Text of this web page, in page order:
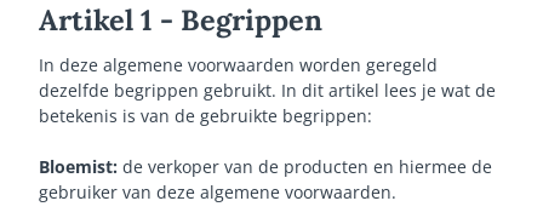
Artikel 1 - Begrippen
In deze algemene voorwaarden worden geregeld
dezelfde begrippen gebruikt. In dit artikel lees je wat de
betekenis is van de gebruikte begrippen:
Bloemist: de verkoper van de producten en hiermee de
gebruiker van deze algemene voorwaarden.